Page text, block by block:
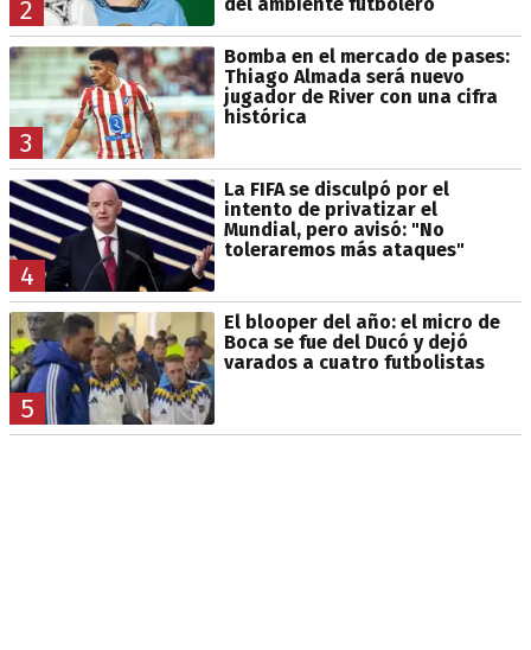
2
3
Bomba en el mercado de pases:
Thiago Almada será nuevo
jugador de River con una cifra
histórica
4
La FIFA se disculpó por el
intento de privatizar el
Mundial, pero avisó: "No
toleraremos más ataques"
5
El blooper del año: el micro de
Boca se fue del Ducó y dejó
varados a cuatro futbolistas